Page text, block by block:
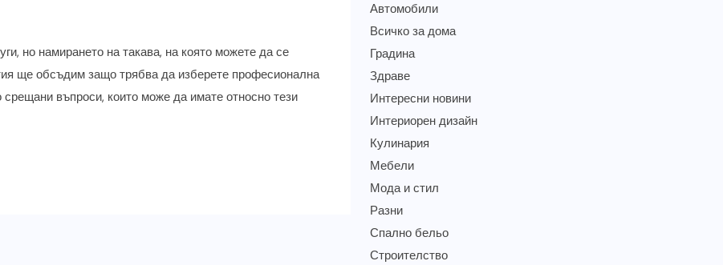
но намирането на такава, на която можете да се
ще обсъдим защо трябва да изберете професионална
въпроси, които може да имате относно тези
Автомобили
Всичко за дома
Градина
Здраве
Интересни новини
Интериорен дизайн
Кулинария
Мебели
Мода и стил
Разни
Спално бельо
Строителство